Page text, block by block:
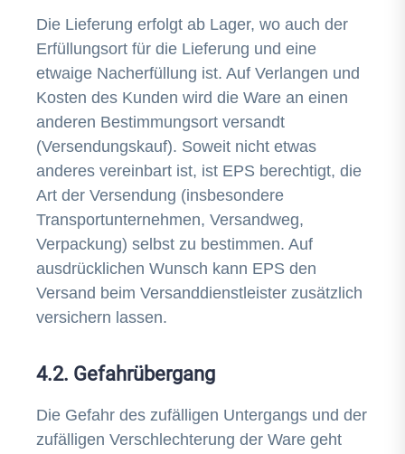
Die Lieferung erfolgt ab Lager, wo auch der
Erfüllungsort für die Lieferung und eine
etwaige Nacherfüllung ist. Auf Verlangen und
Kosten des Kunden wird die Ware an einen
anderen Bestimmungsort versandt
(Versendungskauf). Soweit nicht etwas
anderes vereinbart ist, ist EPS berechtigt, die
Art der Versendung (insbesondere
Transportunternehmen, Versandweg,
Verpackung) selbst zu bestimmen. Auf
ausdrücklichen Wunsch kann EPS den
Versand beim Versanddienstleister zusätzlich
versichern lassen.
4.2. Gefahrübergang
Die Gefahr des zufälligen Untergangs und der
zufälligen Verschlechterung der Ware geht